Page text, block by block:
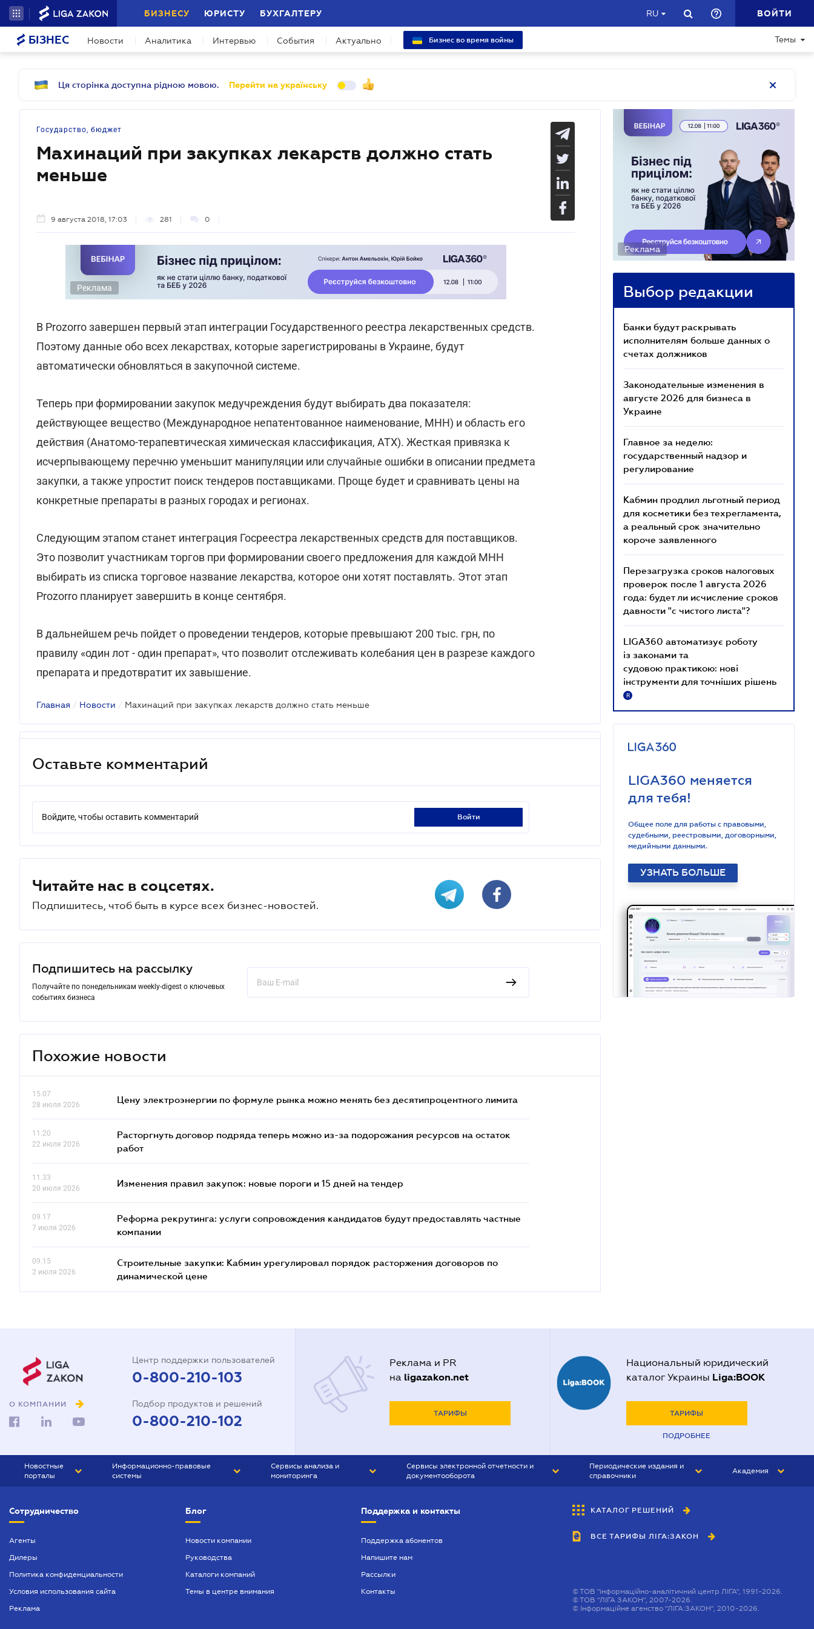
БИЗНЕСУ ЮРИСТУ БУХГАЛТЕРУ RU ВОЙТИ
БІЗНЕС Новости Аналитика Интервью События Актуально Бизнес во время войны Темы
Ця сторінка доступна рідною мовою. Перейти на українську
Государство, бюджет
Махинаций при закупках лекарств должно стать
меньше
9 августа 2018, 17:03 281 0
Реклама
В Prozorro завершен первый этап интеграции Государственного реестра лекарственных средств.
Поэтому данные обо всех лекарствах, которые зарегистрированы в Украине, будут
автоматически обновляться в закупочной системе.
Теперь при формировании закупок медучреждения будут выбирать два показателя:
действующее вещество (Международное непатентованное наименование, МНН) и область его
действия (Анатомо-терапевтическая химическая классификация, АТХ). Жесткая привязка к
исчерпывающему перечню уменьшит манипуляции или случайные ошибки в описании предмета
закупки, а также упростит поиск тендеров поставщиками. Проще будет и сравнивать цены на
конкретные препараты в разных городах и регионах.
Следующим этапом станет интеграция Госреестра лекарственных средств для поставщиков.
Это позволит участникам торгов при формировании своего предложения для каждой МНН
выбирать из списка торговое название лекарства, которое они хотят поставлять. Этот этап
Prozorro планирует завершить в конце сентября.
В дальнейшем речь пойдет о проведении тендеров, которые превышают 200 тыс. грн, по
правилу «один лот - один препарат», что позволит отслеживать колебания цен в разрезе каждого
препарата и предотвратит их завышение.
Главная / Новости / Махинаций при закупках лекарств должно стать меньше
Оставьте комментарий
Войдите, чтобы оставить комментарий войти
Читайте нас в соцсетях.
Подпишитесь, чтоб быть в курсе всех бизнес-новостей.
Подпишитесь на рассылку
Получайте по понедельникам weekly-digest о ключевых
событиях бизнеса
Похожие новости
15.07
28 июля 2026
Цену электроэнергии по формуле рынка можно менять без десятипроцентного лимита
11.20
22 июля 2026
Расторгнуть договор подряда теперь можно из-за подорожания ресурсов на остаток
работ
11.33
20 июля 2026
Изменения правил закупок: новые пороги и 15 дней на тендер
09.17
7 июля 2026
Реформа рекрутинга: услуги сопровождения кандидатов будут предоставлять частные
компании
09.15
2 июля 2026
Строительные закупки: Кабмин урегулировал порядок расторжения договоров по
динамической цене
Реклама
Выбор редакции
Банки будут раскрывать
исполнителям больше данных о
счетах должников
Законодательные изменения в
августе 2026 для бизнеса в
Украине
Главное за неделю:
государственный надзор и
регулирование
Кабмин продлил льготный период
для косметики без техрегламента,
а реальный срок значительно
короче заявленного
Перезагрузка сроков налоговых
проверок после 1 августа 2026
года: будет ли исчисление сроков
давности "с чистого листа"?
LIGA360 автоматизує роботу
із законами та
судовою практикою: нові
інструменти для точніших рішень
R
LIGA360 меняется
для тебя!
Общее поле для работы с правовыми,
судебными, реестровыми, договорными,
медийными данными.
УЗНАТЬ БОЛЬШЕ
О КОМПАНИИ
Центр поддержки пользователей
0-800-210-103
Подбор продуктов и решений
0-800-210-102
Реклама и PR
на ligazakon.net
ТАРИФЫ
Национальный юридический
каталог Украины Liga:BOOK
ТАРИФЫ
ПОДРОБНЕЕ
Новостные
порталы
БИЗНЕС
Информационно-правовые
системы
БУХГАЛТЕР ПРОФ
ЮРИСТ ПРОФ
Сервисы анализа и
мониторинга
Сервисы электронной отчетности и
документооборота
Периодические издания и
справочники
БУХГАЛТЕР&ЗАКОН
ВЕСТНИК МСФО
Академия
Сотрудничество
Агенты
Дилеры
Политика конфиденциальности
Условия использования сайта
Реклама
Блог
Новости компании
Руководства
Каталоги компаний
Темы в центре внимания
Поддержка и контакты
Поддержка абонентов
Напишите нам
Рассылки
Контакты
КАТАЛОГ РЕШЕНИЙ
ВСЕ ТАРИФЫ ЛІГА:ЗАКОН
©ТОВ "інформаційно-аналітичний центр ЛІГА", 1991-2026.
©ТОВ "ЛІГА ЗАКОН", 2007-2026.
© Інформаційне агенство "ЛІГА:ЗАКОН", 2010-2026.